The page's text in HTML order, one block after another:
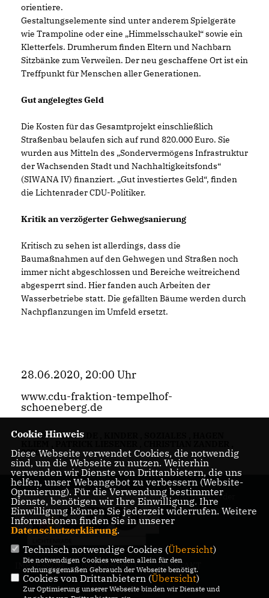
orientiere.
Gestaltungselemente sind unter anderem Spielgeräte
wie Trampoline oder eine „Himmelsschaukel“ sowie ein
Kletterfels. Drumherum finden Eltern und Nachbarn
Sitzbänke zum Verweilen. Der neu geschaffene Ort ist ein
Treffpunkt für Menschen aller Generationen.
Gut angelegtes Geld
Die Kosten für das Gesamtprojekt einschließlich
Straßenbau belaufen sich auf rund 820.000 Euro. Sie
wurden aus Mitteln des „Sondervermögens Infrastruktur
der Wachsenden Stadt und Nachhaltigkeitsfonds“
(SIWANA IV) finanziert. „Gut investiertes Geld“, finden
die Lichtenrader CDU-Politiker.
Kritik an verzögerter Gehwegsanierung
Kritisch zu sehen ist allerdings, dass die
Baumaßnahmen auf den Gehwegen und Straßen noch
immer nicht abgeschlossen und Bereiche weitreichend
abgesperrt sind. Hier fanden auch Arbeiten der
Wasserbetriebe statt. Die gefällten Bäume werden durch
Nachpflanzungen im Umfeld ersetzt.
28.06.2020, 20:00 Uhr
www.cdu-fraktion-tempelhof-
schoeneberg.de
LICHTENRADE
2020
Internetseite der
CDU Lichtenrade
IMPRESSUM DATENSCHUTZ KONTAKT
Cookie Hinweis
Diese Webseite verwendet Cookies, die notwendig
sind, um die Webseite zu nutzen. Weiterhin
verwenden wir Dienste von Drittanbietern, die uns
helfen, unser Webangebot zu verbessern (Website-
Optmierung). Für die Verwendung bestimmter
Dienste, benötigen wir Ihre Einwilligung. Ihre
Einwilligung können Sie jederzeit widerrufen. Weitere
Informationen finden Sie in unserer
Datenschutzerklärung.
Technisch notwendige Cookies (Übersicht)
Die notwendigen Cookies werden allein für den
ordnungsgemäßen Gebrauch der Webseite benötigt.
Cookies von Drittanbietern (Übersicht)
Zur Optimierung unserer Webseite binden wir Dienste und